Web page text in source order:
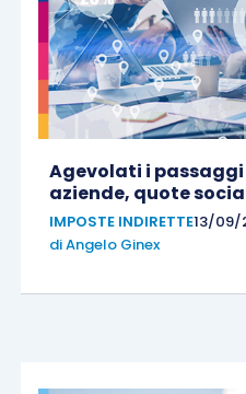
Agevolati i
aziende, quote
IMPOSTE INDIRETTE13/09/
diAngelo Ginex